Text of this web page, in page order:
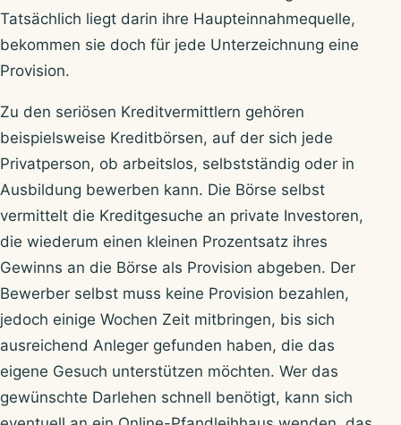
Tatsächlich liegt darin ihre Haupteinnahmequelle,
bekommen sie doch für jede Unterzeichnung eine
Provision.
Zu den seriösen Kreditvermittlern gehören
beispielsweise Kreditbörsen, auf der sich jede
Privatperson, ob arbeitslos, selbstständig oder in
Ausbildung bewerben kann. Die Börse selbst
vermittelt die Kreditgesuche an private Investoren,
die wiederum einen kleinen Prozentsatz ihres
Gewinns an die Börse als Provision abgeben. Der
Bewerber selbst muss keine Provision bezahlen,
jedoch einige Wochen Zeit mitbringen, bis sich
ausreichend Anleger gefunden haben, die das
eigene Gesuch unterstützen möchten. Wer das
gewünschte Darlehen schnell benötigt, kann sich